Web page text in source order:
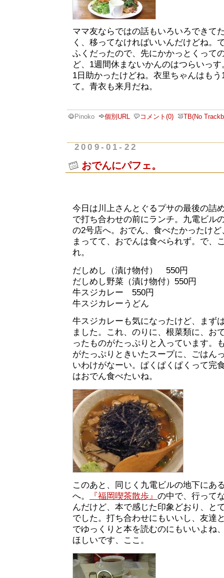
ママ友ならではの話もいろいろできて
く、移ってなければいいんだけどね。
ふくだったので、先にかかっとくって
ど、1週間休まないかんのはつらいっ
1日助かったけどね。衣里ちゃんはも
て。青衣も来月だね。
Pinoko 個別URL コメント(0) TB(No
2009-01-22
おでんにパフェ。
今日は川上さんとぐるプサの最後の詰
で打ち合わせの前にランチ。九電ビル
の2号店へ。おでん、食べたかったけ
まってて、おでんは食べられず。で、
れ。
だしめし（漬け物付） 550円
だしめし野菜（漬け物付）550円
牛スジカレー 550円
牛スジカレーうどん
牛スジカレーも気になったけど、まず
ました。これ、のりに、根菜類に、お
ったものがたっぷりと入っています。
がたっぷりときいたスープに、ごはん
いわけがなーい。ぱくぱくぱくって完
はおでん食べたいね。
このあと、同じく九電ビルの地下にあ
へ。
『福岡喫茶散歩』 の中で、行って
んだけど、本で感じた印象どおり、と
でした。打ち合わせにもいいし、友達
でゆっくりと本を読むのにもいいよね
ほしいです、ここ。